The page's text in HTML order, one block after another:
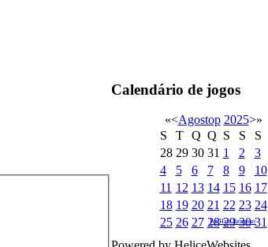
Calendário de jogos
«<Agostop 2025>»
S
T Q Q S S
S
28 29 30 31 1 2
3
4
5 6 7 8 9
10
11 12 13 14 15 16 17
18 19 20 21 22 23 24
25 26 27 28 29 30 31
Pet Hair Remover